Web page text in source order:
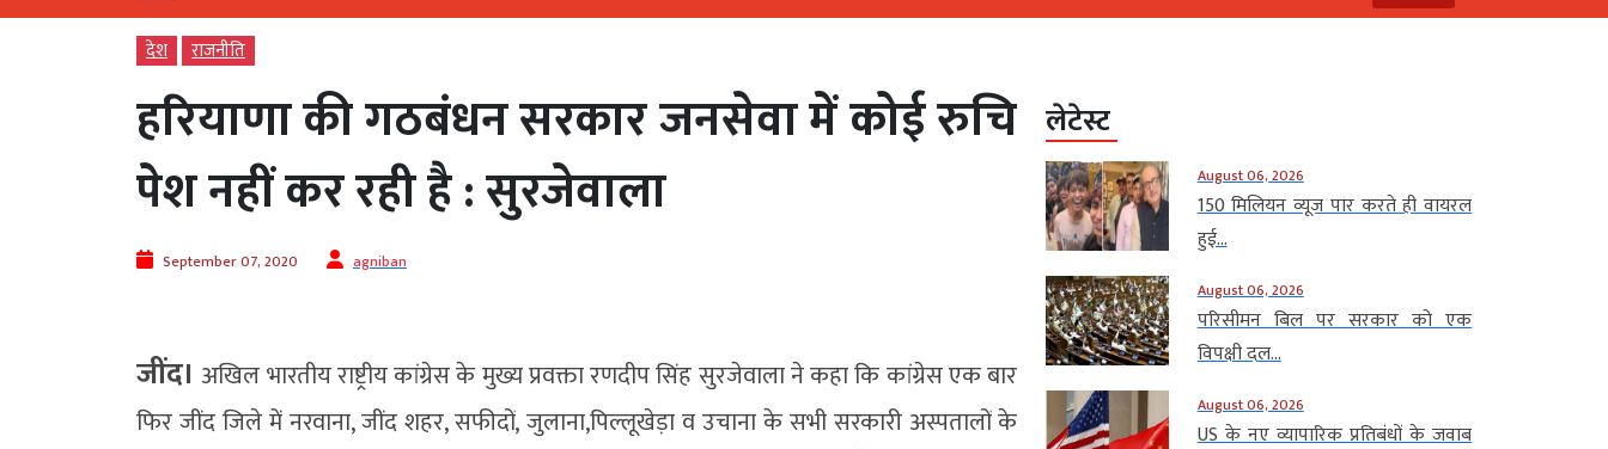
देश राजनीति
हरियाणा की गठबंधन सरकार जनसेवा में कोई रुचि
पेश नहीं कर रही है : सुरजेवाला
September 07, 2020 agniban
जींद। अखिल भारतीय राष्ट्रीय कांग्रेस के मुख्य प्रवक्ता रणदीप सिंह सुरजेवाला ने कहा कि कांग्रेस एक बार
फिर जींद जिले में नरवाना, जींद शहर, सफीदों, जुलाना,पिल्लूखेड़ा व उचाना के सभी सरकारी अस्पतालों के
लेटेस्ट
August 06, 2026
150 मिलियन व्यूज पार करते ही वायरल
हुई...
August 06, 2026
परिसीमन बिल पर सरकार को एक
विपक्षी दल...
August 06, 2026
US के नए व्यापारिक प्रतिबंधों के जवाब